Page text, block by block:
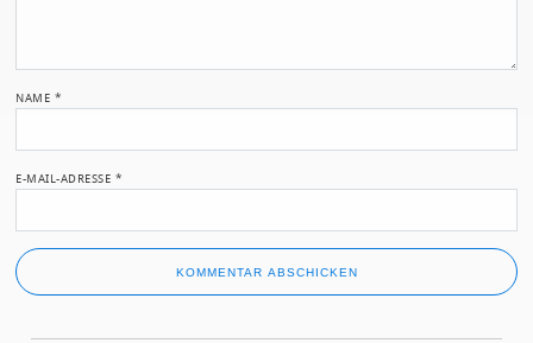
NAME *
E-MAIL-ADRESSE *